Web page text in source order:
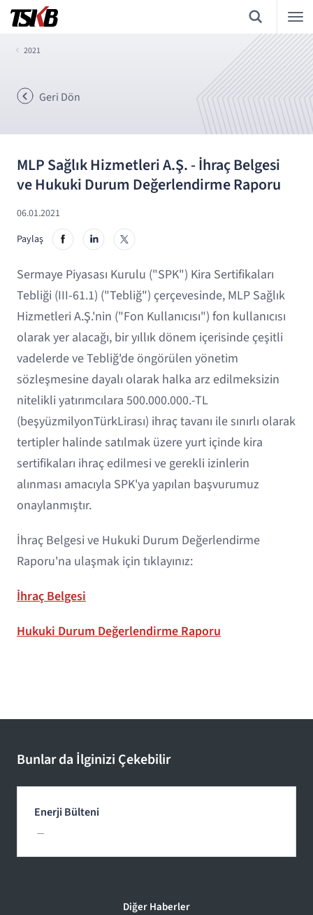
2021
Geri Dön
MLP Sağlık Hizmetleri A.Ş. - İhraç Belgesi
ve Hukuki Durum Değerlendirme Raporu
06.01.2021
Paylaş
Sermaye Piyasası Kurulu ("SPK") Kira Sertifikaları
Tebliği (III-61.1) ("Tebliğ") çerçevesinde, MLP Sağlık
Hizmetleri A.Ş.'nin ("Fon Kullanıcısı") fon kullanıcısı
olarak yer alacağı, bir yıllık dönem içerisinde çeşitli
vadelerde ve Tebliğ'de öngörülen yönetim
sözleşmesine dayalı olarak halka arz edilmeksizin
nitelikli yatırımcılara 500.000.000.-TL
(beşyüzmilyonTürkLirası) ihraç tavanı ile sınırlı olarak
tertipler halinde satılmak üzere yurt içinde kira
sertifikaları ihraç edilmesi ve gerekli izinlerin
alınması amacıyla SPK'ya yapılan başvurumuz
onaylanmıştır.
İhraç Belgesi ve Hukuki Durum Değerlendirme
Raporu'na ulaşmak için tıklayınız:
İhraç Belgesi
Hukuki Durum Değerlendirme Raporu
Bunlar da İlginizi Çekebilir
Enerji Bülteni
—
Diğer Haberler